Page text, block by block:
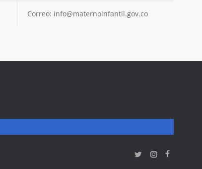
Correo: info@maternoinfantil.gov.co